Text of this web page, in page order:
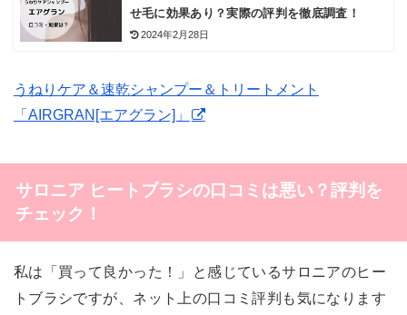
せ毛に効果あり？実際の評判を徹底調査！
2024年2月28日
うねりケア＆速乾シャンプー＆トリートメント
「AIRGRAN[エアグラン]」
サロニア ヒートブラシの口コミは悪い？評判を
チェック！
私は「買って良かった！」と感じているサロニアのヒー
トブラシですが、ネット上の口コミ評判も気になります